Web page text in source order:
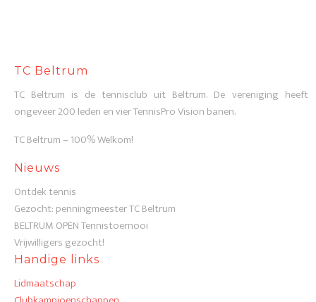
TC Beltrum
TC Beltrum is de tennisclub uit Beltrum. De vereniging heeft
ongeveer 200 leden en vier TennisPro Vision banen.
TC Beltrum – 100% Welkom!
Nieuws
Ontdek tennis
Gezocht: penningmeester TC Beltrum
BELTRUM OPEN Tennistoernooi
Vrijwilligers gezocht!
Handige links
Lidmaatschap